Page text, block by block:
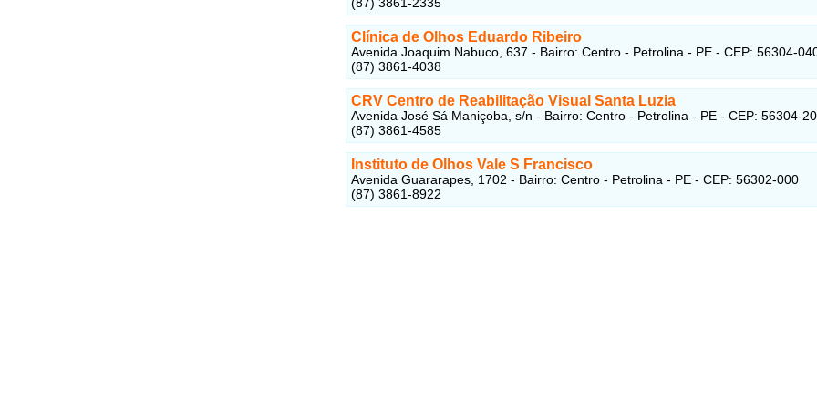
Clínica de Olhos Eduardo Ribeiro
Avenida Joaquim Nabuco, 637 - Bairro: Centro - Petrolina - PE - CEP: 56304-
(87) 3861-4038
CRV Centro de Reabilitação Visual Santa Luzia
Avenida José Sá Maniçoba, s/n - Bairro: Centro - Petrolina - PE - CEP: 56304-
(87) 3861-4585
Instituto de Olhos Vale S Francisco
Avenida Guararapes, 1702 - Bairro: Centro - Petrolina - PE - CEP: 56302-000
(87) 3861-8922